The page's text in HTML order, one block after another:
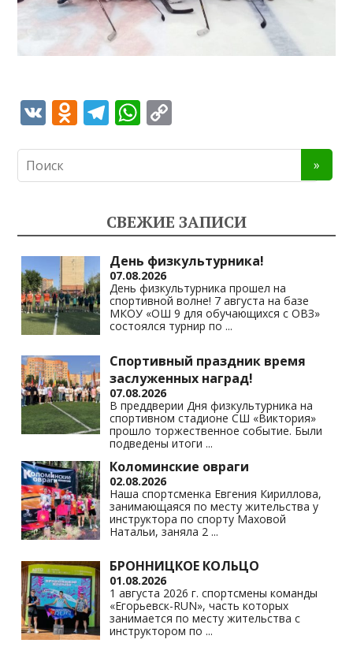
V O
o
as
s
ni
ki
T
gr
a
m
W
s
A
p
p
y
Li
n
k
СВЕЖИЕ ЗАПИСИ
День физкультурника!
07.08.2026
День физкультурника прошел на
спортивной волне! 7 августа на базе
МКОУ «ОШ 9 для обучающихся с ОВЗ»
состоялся турнир по ...
Спортивный праздник время
заслуженных наград!
07.08.2026
В преддверии Дня физкультурника на
спортивном стадионе СШ «Виктория»
прошло торжественное событие. Были
подведены итоги ...
Коломинские овраги
02.08.2026
Наша спортсменка Евгения Кириллова,
занимающаяся по месту жительства у
инструктора по спорту Маховой
Натальи, заняла 2 ...
БРОННИЦКОЕ КОЛЬЦО
01.08.2026
1 августа 2026 г. спортсмены команды
«Егорьевск-RUN», часть которых
занимается по месту жительства с
инструктором по ...